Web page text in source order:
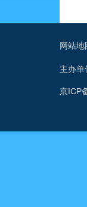
网站地
主办单
京ICP